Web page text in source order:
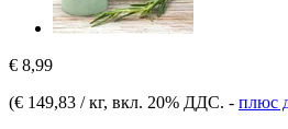
€ 8,99
(€ 149,83 / кг, вкл. 20% ДДС. - плюс